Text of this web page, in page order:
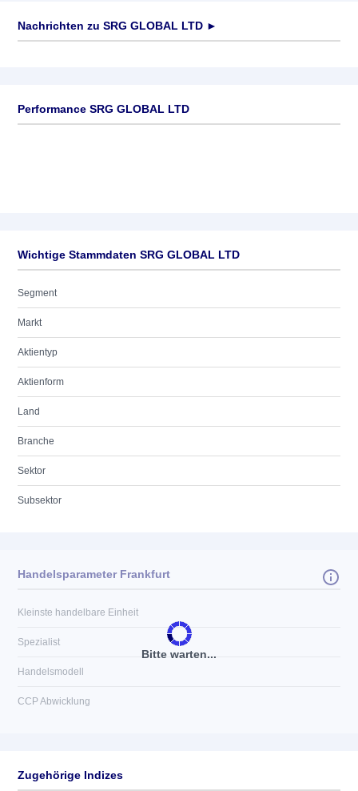
Nachrichten zu SRG GLOBAL LTD ►
Performance SRG GLOBAL LTD
Wichtige Stammdaten SRG GLOBAL LTD
Segment
Markt
Aktientyp
Aktienform
Land
Branche
Sektor
Subsektor
Bitte warten...
Handelsparameter Frankfurt
Kleinste handelbare Einheit
Spezialist
Handelsmodell
CCP Abwicklung
Zugehörige Indizes